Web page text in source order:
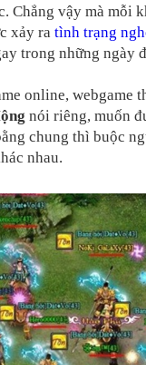
Chẳng vậy mà mỗi
xảy ra tình trạng
trong những ngày
online, webgame
nói riêng, muốn
chung thì buộc
nhau.